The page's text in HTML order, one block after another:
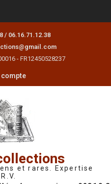
/ 06.16.71.12.38
- FR12450528237
compte
et rares. Expertise